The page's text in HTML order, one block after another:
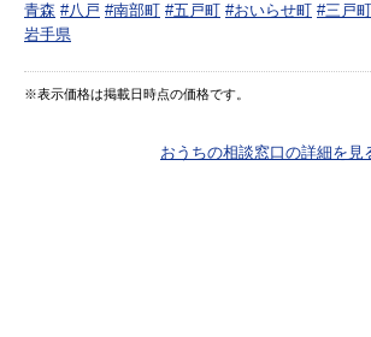
青森 #八戸 #南部町 #五戸町 #おいらせ町 #三戸町
岩手県
※表示価格は掲載日時点の価格です。
おうちの相談窓口の詳細を見